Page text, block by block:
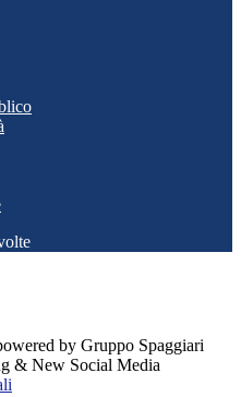
by Gruppo Spaggiari
& New Social Media